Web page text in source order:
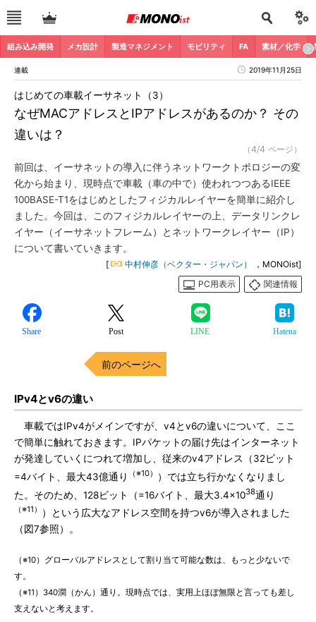
組み込み開発 メカ設計 製造マネジメント モビリティ FA 素材／化学
連載 2019年11月25日
なぜMACアドレスとIPアドレスがあるのか？ その
違いは？
はじめての車載イーサネット（3）
（4/4 ページ）
前回は、イーサネットの導入に伴うネットワークトポロジーの変
化から始まり、現時点で車載（車の中で）使われつつあるIEEE
100BASE-T1をはじめとしたフィジカルレイヤーを簡単に紹介し
ました。今回は、このフィジカルレイヤーの上、データリンクレ
イヤー（イーサネットフレーム）とネットワークレイヤー（IP）
について書いていきます。
[ 中村伸彦（ベクター・ジャパン）
，MONOist]
PC用表示
関連情報
Share Post LINE Hatena
前のページへ
IPv4とv6の違い
車載ではIPv4がメインですが、v4とv6の違いについて、ここ
で簡単に触れておきます。IPパケットの届け先はインターネット
が発達していくにつれて増加し、従来のv4アドレス（32ビット
=4バイト、最大43億通り
（※10）
）では立ち行かなくなりまし
た。そのため、128ビット（=16バイト、最大3.4×1038通り
（※11）
）という広大なアドレス空間を持つv6が導入されました
（図7参照）。
（※10）グローバルアドレスとして割り当て可能な数は、もっと少ないで
す。
（※11）340澗（かん）通り。現時点では、実用上ほぼ無限と言っても差し
支えないと考えます。